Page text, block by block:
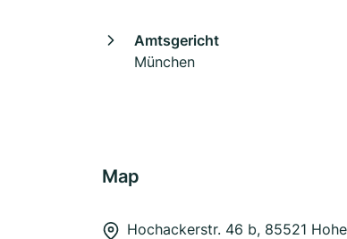
Amtsgericht
München
Map
Hochackerstr. 46 b, 85521